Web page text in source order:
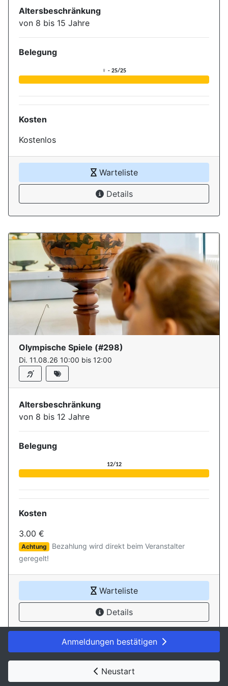
Altersbeschränkung
von 8 bis 15 Jahre
Belegung
♀ - 25/25
Aktuelle Belegung für die
Kosten
Kostenlos
Warteliste
Details
Olympische Spiele (#298)
Di. 11.08.26 10:00 bis 12:00
Altersbeschränkung
von 8 bis 12 Jahre
Belegung
12/12
Aktuelle Belegung für die
Kosten
3.00 €
Achtung
Bezahlung wird direkt beim Veranstalter
geregelt!
Warteliste
Details
Anmeldungen bestätigen
Neustart